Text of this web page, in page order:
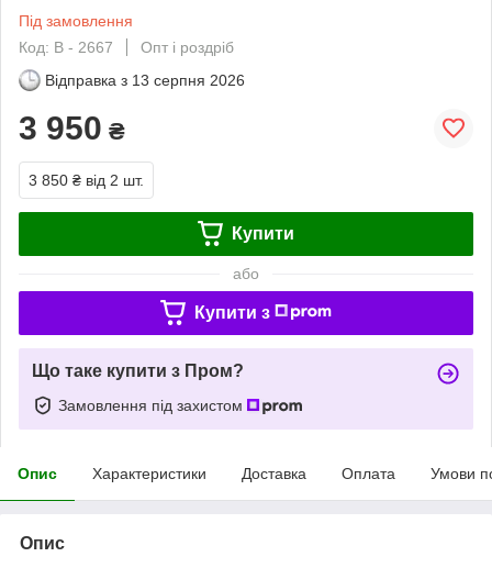
Під замовлення
Код: В - 2667
Опт і роздріб
Відправка з 13 серпня 2026
3 950 ₴
3 850 ₴ від 2 шт.
Купити
або
Купити з
Що таке купити з Пром?
Замовлення під захистом
Опис Характеристики Доставка Оплата Умови
Опис